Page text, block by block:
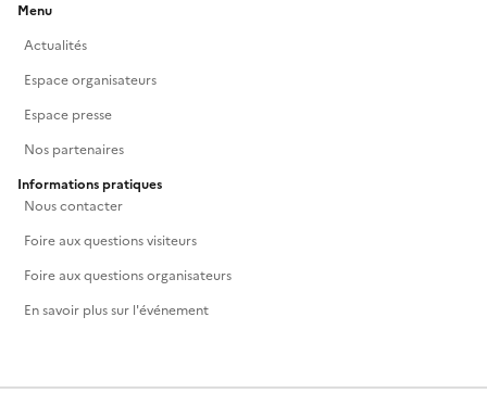
Menu
Actualités
Espace organisateurs
Espace presse
Nos partenaires
Informations pratiques
Nous contacter
Foire aux questions visiteurs
Foire aux questions organisateurs
En savoir plus sur l'événement